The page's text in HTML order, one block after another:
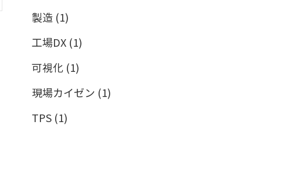
製造 (1)
工場DX (1)
可視化 (1)
現場カイゼン (1)
TPS (1)